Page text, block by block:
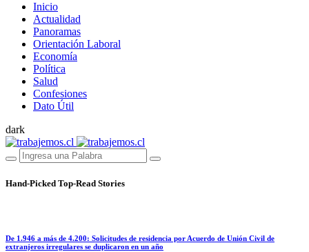
Inicio
Actualidad
Panoramas
Orientación Laboral
Economía
Política
Salud
Confesiones
Dato Útil
dark
Hand-Picked Top-Read Stories
De 1.946 a más de 4.200: Solicitudes de residencia por Acuerdo de Unión Civil de
extranjeros irregulares se duplicaron en un año